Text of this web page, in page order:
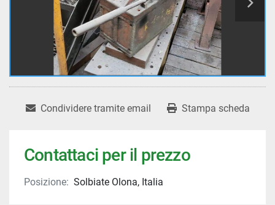
Condividere tramite email Stampa scheda
Contattaci per il prezzo
Posizione: Solbiate Olona, Italia